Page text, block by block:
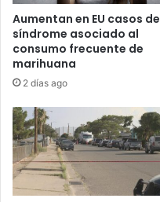
Aumentan en EU casos de
síndrome asociado al
consumo frecuente de
marihuana
2 días ago